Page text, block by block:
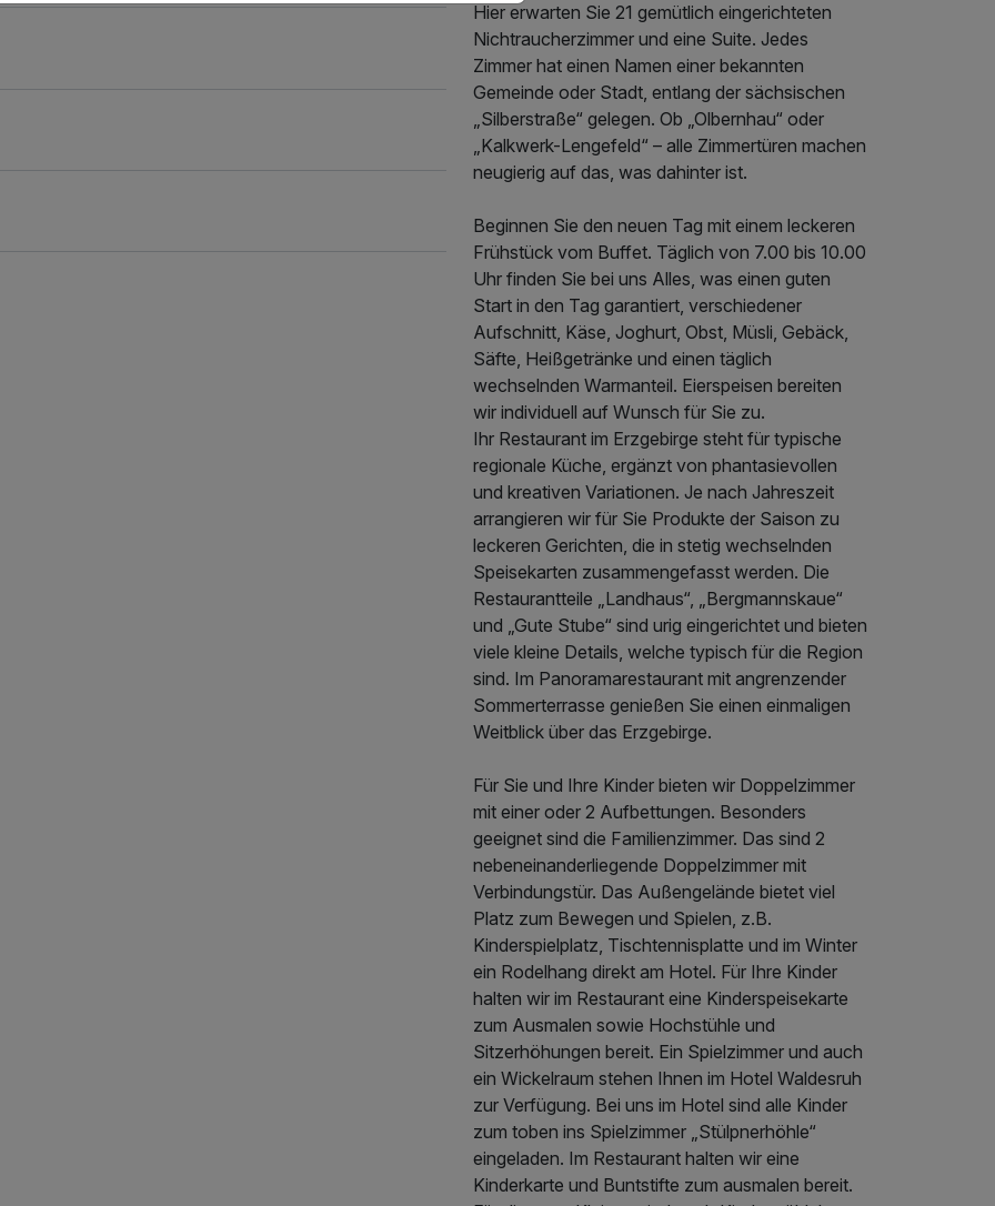
Hier erwarten Sie 21 gemütlich eingerichteten
Nichtraucherzimmer und eine Suite. Jedes
Zimmer hat einen Namen einer bekannten
Gemeinde oder Stadt, entlang der sächsischen
„Silberstraße“ gelegen. Ob „Olbernhau“ oder
„Kalkwerk-Lengefeld“ – alle Zimmertüren machen
neugierig auf das, was dahinter ist.
Beginnen Sie den neuen Tag mit einem leckeren
Frühstück vom Buffet. Täglich von 7.00 bis 10.00
Uhr finden Sie bei uns Alles, was einen guten
Start in den Tag garantiert, verschiedener
Aufschnitt, Käse, Joghurt, Obst, Müsli, Gebäck,
Säfte, Heißgetränke und einen täglich
wechselnden Warmanteil. Eierspeisen bereiten
wir individuell auf Wunsch für Sie zu.
Ihr Restaurant im Erzgebirge steht für typische
regionale Küche, ergänzt von phantasievollen
und kreativen Variationen. Je nach Jahreszeit
arrangieren wir für Sie Produkte der Saison zu
leckeren Gerichten, die in stetig wechselnden
Speisekarten zusammengefasst werden. Die
Restaurantteile „Landhaus“, „Bergmannskaue“
und „Gute Stube“ sind urig eingerichtet und bieten
viele kleine Details, welche typisch für die Region
sind. Im Panoramarestaurant mit angrenzender
Sommerterrasse genießen Sie einen einmaligen
Weitblick über das Erzgebirge.
Für Sie und Ihre Kinder bieten wir Doppelzimmer
mit einer oder 2 Aufbettungen. Besonders
geeignet sind die Familienzimmer. Das sind 2
nebeneinanderliegende Doppelzimmer mit
Verbindungstür. Das Außengelände bietet viel
Platz zum Bewegen und Spielen, z.B.
Kinderspielplatz, Tischtennisplatte und im Winter
ein Rodelhang direkt am Hotel. Für Ihre Kinder
halten wir im Restaurant eine Kinderspeisekarte
zum Ausmalen sowie Hochstühle und
Sitzerhöhungen bereit. Ein Spielzimmer und auch
ein Wickelraum stehen Ihnen im Hotel Waldesruh
zur Verfügung. Bei uns im Hotel sind alle Kinder
zum toben ins Spielzimmer „Stülpnerhöhle“
eingeladen. Im Restaurant halten wir eine
Kinderkarte und Buntstifte zum ausmalen bereit.